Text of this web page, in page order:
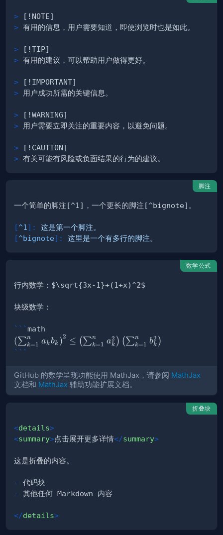
>
>
>
>
>
>
>
>
>
>
脚注
[^1 ] :
这是第一个脚注。
[^bignote] : 这里是一个有多行的脚注。
数学公式
```math
\left( \sum_{k=1}^n a_k b_k \right)^2 \leq \left(
(∑k=1
n akbk )2 ≤ (∑k=1
n ak
2 ) (∑k=1
n bk
2 )
```
GitHub 的数学呈现功能使用 MathJax，请参阅 MathJax
文档和 MathJax 辅助功能扩展文档。
折叠块
<details>
<summary>点击展开更多详情</summary>
-
-
</details>